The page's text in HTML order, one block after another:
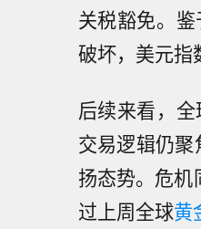
关税豁免。
破坏，美元指
后续来看，
交易逻辑仍聚
扬态势。危机
过上周全球黄